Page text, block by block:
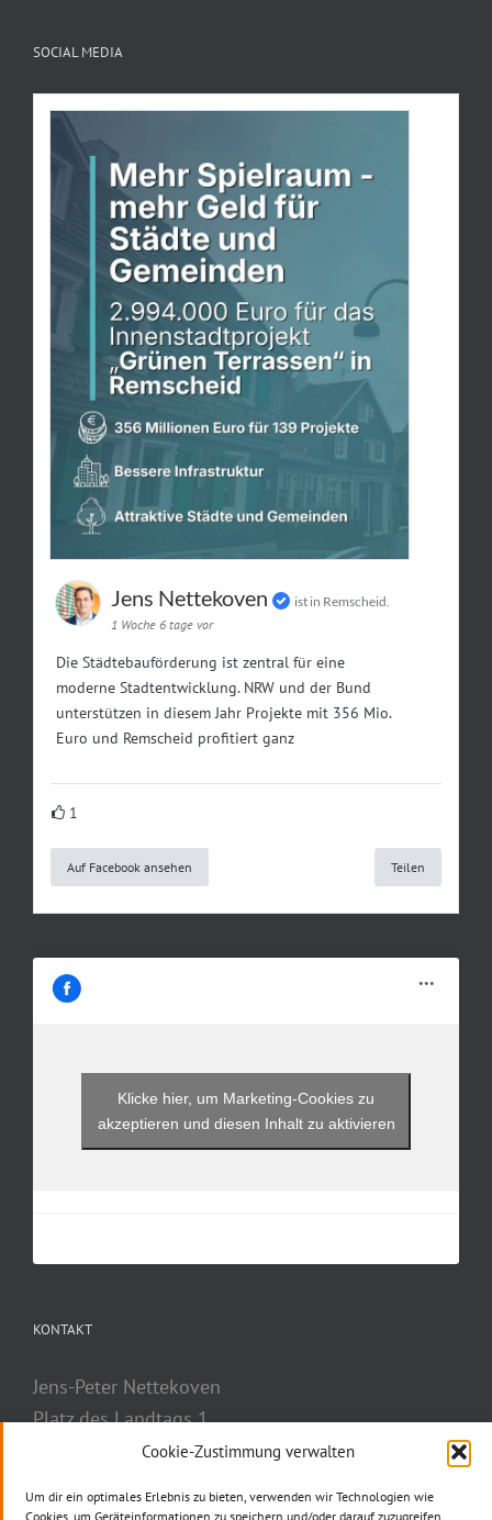
Cookie-Zustimmung verwalten
Um dir ein optimales Erlebnis zu bieten, verwenden wir Technologien wie
Cookies, um Geräteinformationen zu speichern und/oder darauf zuzugreifen.
SOCIAL MEDIA
Jens Nettekoven
ist in Remscheid.
1 Woche 6 tage vor
Die Städtebauförderung ist zentral für eine
moderne Stadtentwicklung. NRW und der Bund
unterstützen in diesem Jahr Projekte mit 356 Mio.
Euro und Remscheid profitiert ganz
1
Auf Facebook ansehen Teilen
Klicke hier, um Marketing-Cookies zu
akzeptieren und diesen Inhalt zu aktivieren
KONTAKT
Jens-Peter Nettekoven
Platz des Landtags 1
40221 Düsseldorf
Telefax: 0211 884-3037